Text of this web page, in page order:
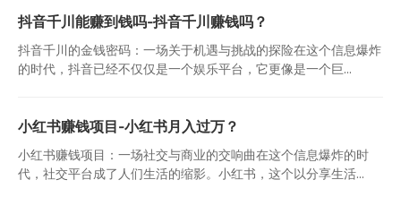
抖音千川能赚到钱吗-抖音千川赚钱吗？
抖音千川的金钱密码：一场关于机遇与挑战的探险在这个信息爆炸
的时代，抖音已经不仅仅是一个娱乐平台，它更像是一个巨...
小红书赚钱项目-小红书月入过万？
小红书赚钱项目：一场社交与商业的交响曲在这个信息爆炸的时
代，社交平台成了人们生活的缩影。小红书，这个以分享生活...